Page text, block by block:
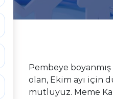
Pembeye boyanmış
olan, Ekim ayı için
mutluyuz. Meme